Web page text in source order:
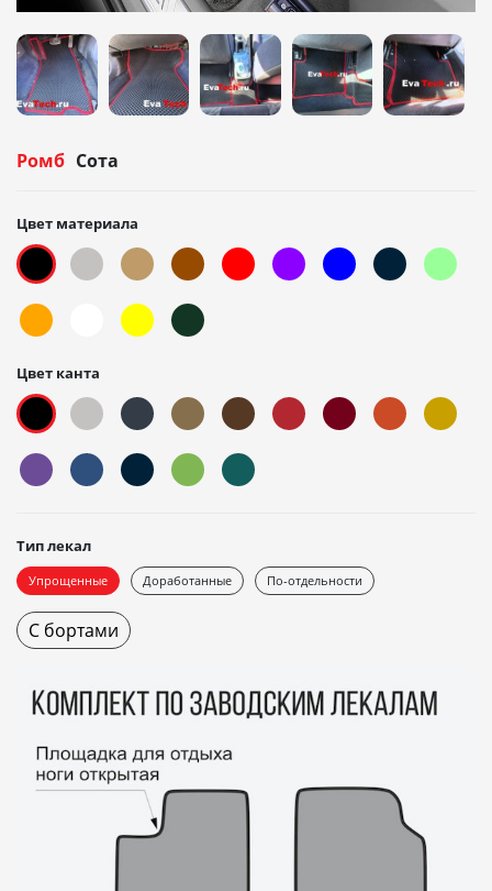
Ромб Сота
Цвет материала
Цвет канта
Тип лекал
Упрощенные Доработанные По-отдельности
С бортами